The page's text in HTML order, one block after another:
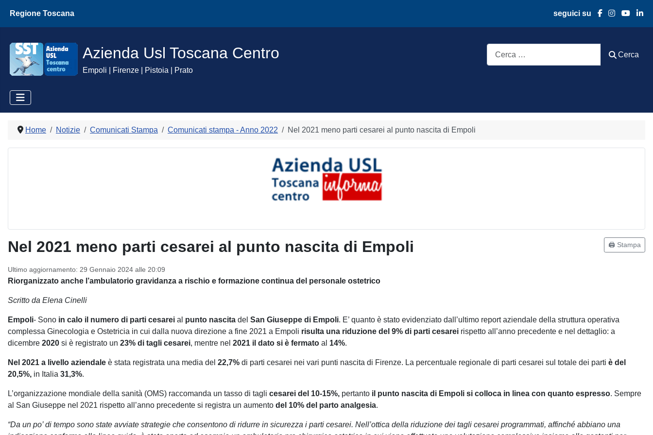
Regione Toscana seguici su
Azienda Usl Toscana Centro
Empoli | Firenze | Pistoia | Prato
Cerca
Home Notizie Comunicati Stampa Comunicati stampa - Anno 2022 Nel 2021 meno parti cesarei al punto nascita di Empoli
Nel 2021 meno parti cesarei al punto nascita di Empoli
Ultimo aggiornamento: 29 Gennaio 2024 alle 20:09
🖨️ Stampa
Riorganizzato anche l’ambulatorio gravidanza a rischio e formazione continua del personale ostetrico
Scritto da Elena Cinelli
Empoli- Sono in calo il numero di parti cesarei al punto nascita del San Giuseppe di Empoli. E’ quanto è stato evidenziato dall’ultimo report aziendale della struttura operativa
complessa Ginecologia e Ostetricia in cui dalla nuova direzione a fine 2021 a Empoli risulta una riduzione del 9% di parti cesarei rispetto all’anno precedente e nel dettaglio: a
dicembre 2020 si è registrato un 23% di tagli cesarei, mentre nel 2021 il dato si è fermato al 14%.
Nel 2021 a livello aziendale è stata registrata una media del 22,7% di parti cesarei nei vari punti nascita di Firenze. La percentuale regionale di parti cesarei sul totale dei parti è del
20,5%, in Italia 31,3%.
L’organizzazione mondiale della sanità (OMS) raccomanda un tasso di tagli cesarei del 10-15%, pertanto il punto nascita di Empoli si colloca in linea con quanto espresso. Sempre
al San Giuseppe nel 2021 rispetto all’anno precedente si registra un aumento del 10% del parto analgesia.
“Da un po’ di tempo sono state avviate strategie che consentono di ridurre in sicurezza i parti cesarei. Nell’ottica della riduzione dei tagli cesarei programmati, affinché abbiano una